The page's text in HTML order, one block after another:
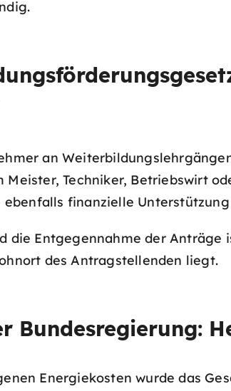
an
Meister, Techniker, Betriebswirt
finanzielle
die Entgegennahme der
des Antragstellenden liegt.
Bundesregierung:
Energiekosten wurde das